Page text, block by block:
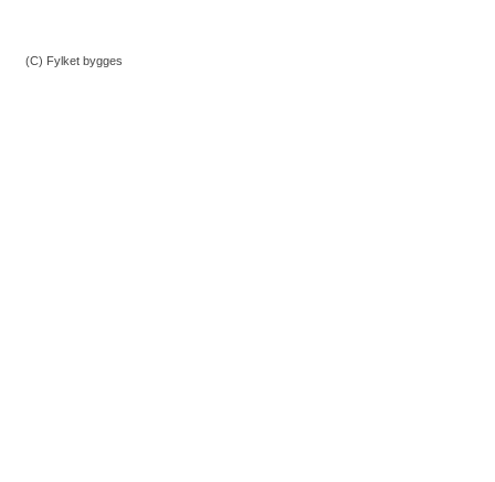
(C) Fylket bygges